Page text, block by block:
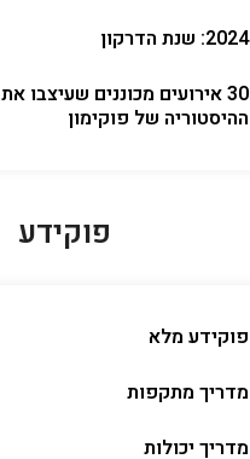
2024: שנת הדרקון
30 אירועים מכוננים שעיצבו את
ההיסטוריה של פוקימון
פוקידע
פוקידע מלא
מדריך מתקפות
מדריך יכולות